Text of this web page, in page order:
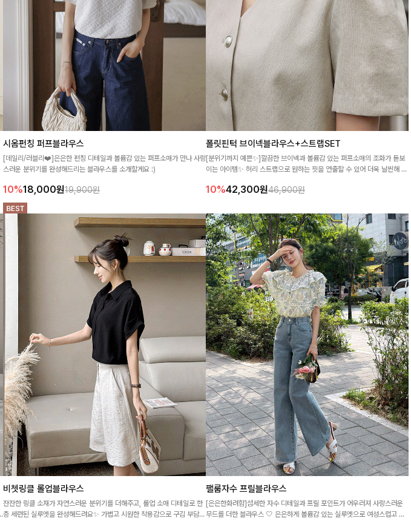
시옴펀칭 퍼프블라우스
[데일리/러블리❤️]은은한 펀칭 디테일과 볼륨감 있는 퍼프소매가 만나 사랑
스러운 분위기를 완성해드리는 블라우스를 소개할게요 :)
10%18,000원19,900원
폴릿핀턱 브이넥블라우스+스트랩SET
[분위기까지 예쁜✨]깔끔한 브이넥과 볼륨감 있는 퍼프소매의 조화가 돋보
이는 아이템✨ 허리 스트랩으로 원하는 핏을 연출할 수 있어 더욱 날씬해 보
🌸
10%42,300원46,900원
비쳇링클 롤업블라우스
잔잔한 링클 소재가 자연스러운 분위기를 더해주고, 롤업 소매 디테일로 한
층 세련된 실루엣을 완성해드려요✨ 가볍고 시원한 착용감으로 구김 부담은
팰룸자수 프릴블라우스
[은은한화려함]섬세한 자수 디테일과 프릴 포인트가 어우러져 사랑스러운
무드를 더한 블라우스 🤍 은은하게 볼륨감 있는 실루엣으로 여성스럽고 로